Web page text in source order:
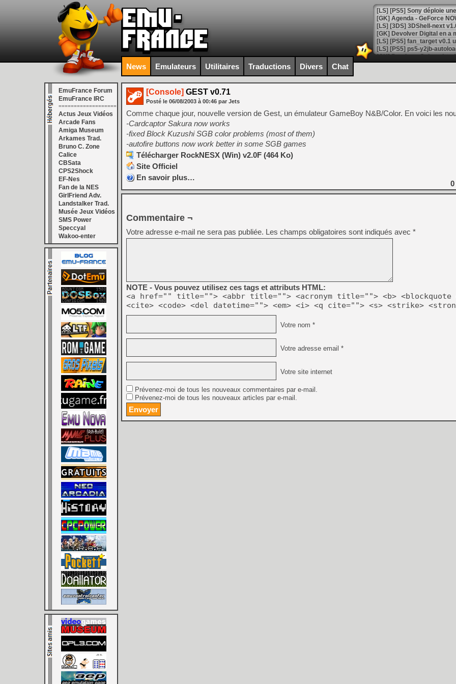
[GK] Agenda - GeForce
[GK] Devolver Digital en a
[LS] [PS5] ps5-y2jb-
[GK] Pourquoi Marvel
[GK] Test : Restory : Chill
[GK] GTA 6 : Rockstar
[GK] Hot Wheels Infinite
[GK] Mémoire cash -
[GK] Résultats Nintendo :
[GK] Déjà des
[Mo5] Brickboy cherche à
[GK] Minecraft et ses «
[GK] Beast of
[GK] Ubisoft : fin de partie
[GK] Mémoire cash -
[GK] Dan Houser (GTA)
[GK] Comment EA Sports
[GK] Crimson Moon : un
[GK] Isle of Reveries : le
[GK] Moonlighter 2 : The
[GK] Capcom relance
[Mo5] Deux inédits du
[GK] Le beat'em up The
[GK] Endless Legend 2 :
[LS] [PS5] Le WebKit
[GK] Oubliez Crazy Taxi,
[LS] [Switch] NSZ 5.0.0
[GK] No More Room in
News Emulateurs Utilitaires Traductions Divers Chat
EmuFrance Forum
EmuFrance IRC
===================
Actus Jeux Vidéos
Arcade Fans
Amiga Museum
Arkames Trad.
Bruno C. Zone
Calice
CBSata
CPS2Shock
EF-Nes
Fan de la NES
GirlFriend Adv.
Landstalker Trad.
Musée Jeux Vidéos
SMS Power
Speccyal
Wakoo-enter
[Console] GEST v0.71
Posté le 06/08/2003 à 00:46 par Jets
Comme chaque jour, nouvelle version de Gest, un émulateur GameBoy N&B/Color. En voici les
-Cardcaptor Sakura now works
-fixed Block Kuzushi SGB color problems (most of them)
-autofire buttons now work better in some SGB games
Télécharger RockNESX (Win) v2.0F (464 Ko)
Site Officiel
En savoir plus…
0
Commentaire ¬
Votre adresse e-mail ne sera pas publiée. Les champs obligatoires sont indiqués avec *
NOTE - Vous pouvez utilisez ces tags et attributs HTML:
<a href="" title=""> <abbr title=""> <acronym title=""> <b> <blockquote
<cite> <code> <del datetime=""> <em> <i> <q cite=""> <s> <strike>
Votre nom *
Votre adresse email *
Votre site internet
Prévenez-moi de tous les nouveaux commentaires par e-mail.
Prévenez-moi de tous les nouveaux articles par e-mail.